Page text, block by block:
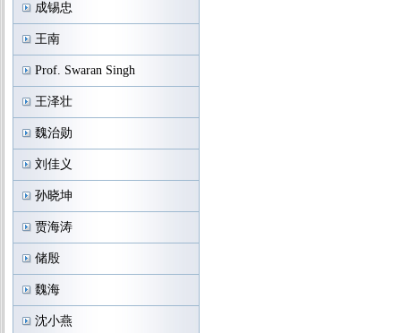
成锡忠
王南
Prof. Swaran Singh
王泽壮
魏治勋
刘佳义
孙晓坤
贾海涛
储殷
魏海
沈小燕